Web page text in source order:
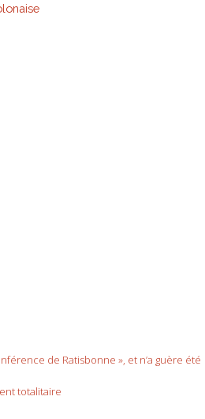
de Ratisbonne », et n’a guère été
totalitaire